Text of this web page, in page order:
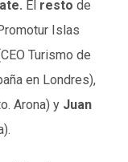
El resto de
Islas
Turismo de
en Londres),
Arona) y Juan